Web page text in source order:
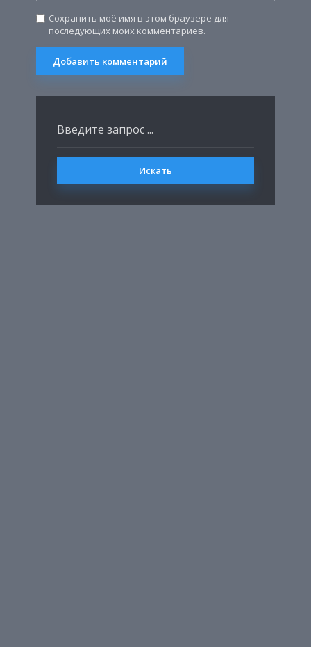
Сохранить моё имя в этом браузере для
последующих моих комментариев.
Искать